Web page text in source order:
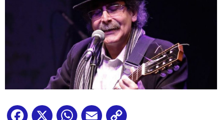
Facebook
X WhatsApp
Email